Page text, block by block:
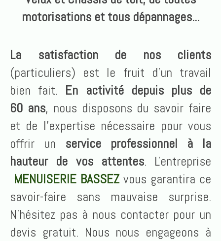
motorisations et tous dépannages...
La satisfaction de nos clients
(particuliers) est le fruit d'un travail
bien fait. En activité depuis plus de
60 ans, nous disposons du savoir faire
et de l’expertise nécessaire pour vous
offrir un service professionnel à la
hauteur de vos attentes. L'entreprise
MENUISERIE BASSEZ vous garantira ce
savoir-faire sans mauvaise surprise.
N'hésitez pas à nous contacter pour un
devis gratuit. Nous nous engageons à